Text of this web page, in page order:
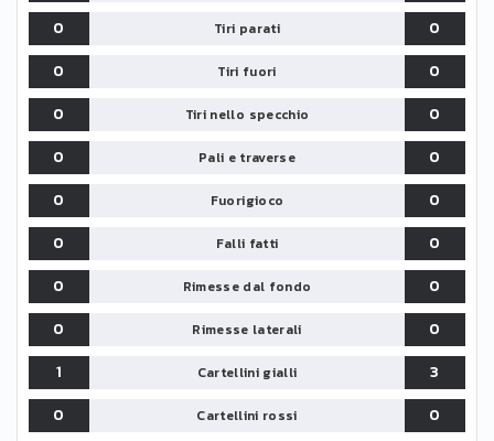
0 Tiri parati
0
0
Tiri fuori
0
0
Tiri nello specchio
0
0
Pali e traverse
0
0
Fuorigioco
0
0
Falli fatti
0
0
Rimesse dal fondo
0
0
Rimesse laterali
0
1
Cartellini gialli
3
0
Cartellini rossi
0